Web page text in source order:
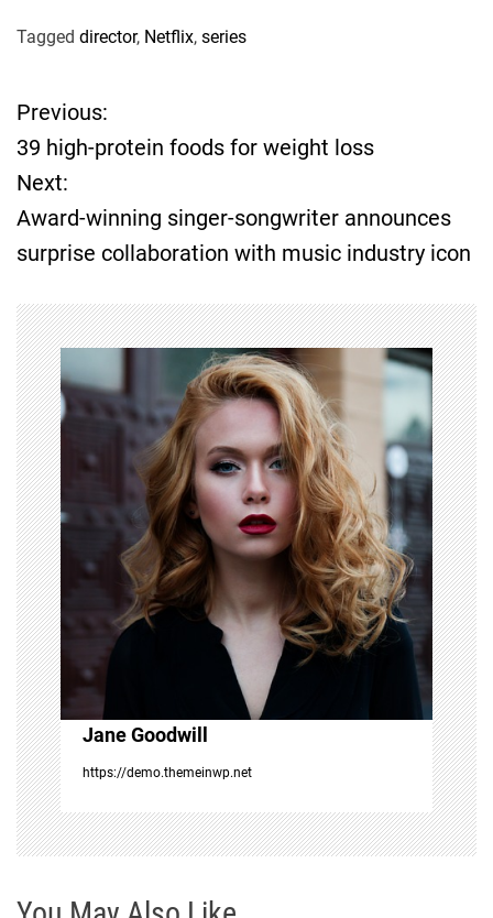
Tagged director, Netflix, series
P
o
s
n
a
v
i
g
a
t
i
o
n
Previous:
39 high-protein foods for weight loss
Next:
Award-winning singer-songwriter announces
surprise collaboration with music industry icon
Jane Goodwill
https://demo.themeinwp.net